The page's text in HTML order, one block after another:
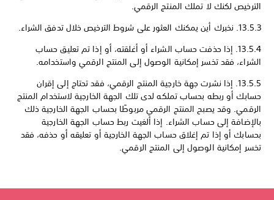
الترخيص لكنك لا تملك المنتج الرقمي.
13.5.3. نخبرك أين يمكنك العثور على شروط الترخيص خلال تدفق الشراء.
13.5.4. إذا حذفت حساب الشراء أو أغلقته، أو إذا تم تعليق حساب
الشراء، فقد تخسر إمكانية الوصول إلى المنتج الرقمي واستخدامه.
13.5.5. إذا نشرت جهة خارجية المنتج الرقمي، فقد تحتاج إلى إقران
حسابك أو ربطه بحساب تملكه لدى تلك الجهة الخارجية لاستخدام المنتج
الرقمي. وقد يصبح المنتج الرقمي مربوطًا بحساب الجهة الخارجية ذلك
بالإضافة إلى حساب الشراء. إذا ألغيت ربط حساب الجهة الخارجية
بحسابك أو إذا تم إغلاق حساب الجهة الخارجية أو تعليقه أو حذفه، فقد
تخسر إمكانية الوصول إلى المنتج الرقمي.